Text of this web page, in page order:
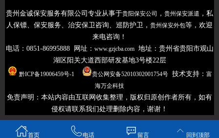
贵州金诚保安服务有限公司专业从事于贵阳保安公司 ， 贵州保安派遣 ，私
人保镖、保安服务、治安保卫咨询、巡防护卫， 贵州保安外包等，欢迎
来电咨询！
电话：0851-86995888 网址： www.gzjcba.com地址：贵州省贵阳市观山
湖区阳关大道西部研发基地3号楼22层
黔ICP备19006459号-1 贵公网安备52010302001754号技术支持： 富
海万企科技
免责声明：本站内容由互联网收集整理，版权归原创 作者所有，如有
侵权请联系我们处理删除内容，谢谢！
首页 电话 留言 回到顶部